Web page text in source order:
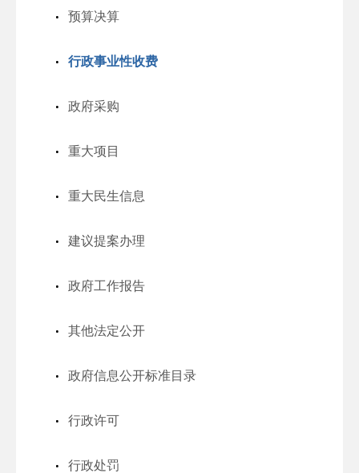
预算决算
行政事业性收费
政府采购
重大项目
重大民生信息
建议提案办理
政府工作报告
其他法定公开
政府信息公开标准目录
行政许可
行政处罚